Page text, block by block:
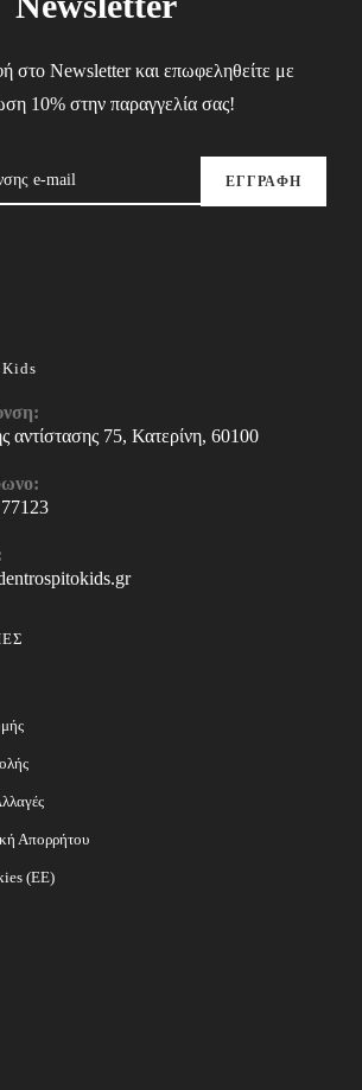
στο Newsletter και επωφεληθείτε με
10% στην παραγγελία σας!
ΕΓΓΡΑΦΗ
Kids
αντίστασης 75, Κατερίνη, 60100
Opens
Απορρήτου
(ΕΕ)